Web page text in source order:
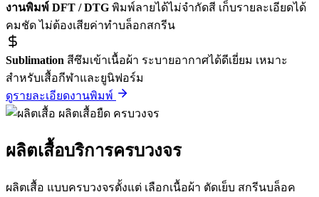
งานพิมพ์ DFT / DTG พิมพ์ลายได้ไม่จำกัดสี เก็บรายละเอียดได้
คมชัด ไม่ต้องเสียค่าทำบล็อกสกรีน
Sublimation สีซึมเข้าเนื้อผ้า ระบายอากาศได้ดีเยี่ยม เหมาะ
สำหรับเสื้อกีฬาและยูนิฟอร์ม
ดูรายละเอียดงานพิมพ์
ผลิตเสื้อบริการครบวงจร
ผลิตเสื้อ แบบครบวงจรตั้งแต่ เลือกเนื้อผ้า ตัดเย็บ สกรีนบล็อค